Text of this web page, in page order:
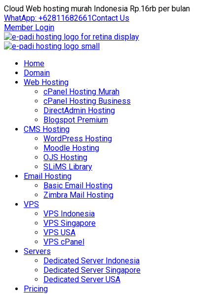
Cloud Web hosting murah Indonesia Rp.16rb per bulan
WhatApp: +62811682661Contact Us
Member Login
Home
Domain
Web Hosting
cPanel Hosting Murah
cPanel Hosting Business
DirectAdmin Hosting
Blogspot Premium
CMS Hosting
WordPress Hosting
Moodle Hosting
OJS Hosting
SLiMS Library
Email Hosting
Basic Email Hosting
Zimbra Mail Hosting
VPS
VPS Indonesia
VPS Singapore
VPS USA
VPS cPanel
Servers
Dedicated Server Indonesia
Dedicated Server Singapore
Dedicated Server USA
Pricing